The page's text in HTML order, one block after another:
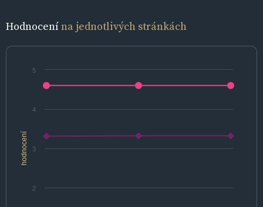
Hodnocenína jednotlivých stránkách
hodnocení
2
3
4
5